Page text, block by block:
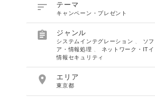
 テーマ
キャンペーン・プレゼント
 ジャンル
システムインテグレーション
ソ
ア・情報処理
ネットワーク・ITイ
情報セキュリティ
 エリア
東京都